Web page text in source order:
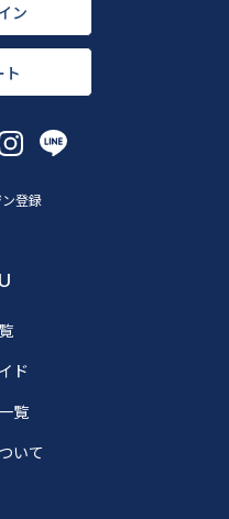
ン
ト
登録
ド
覧
いて